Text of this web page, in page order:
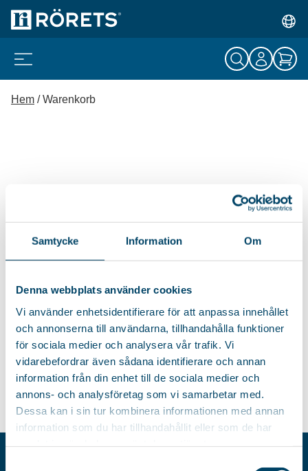
Samtycke Information Om
Denna webbplats använder cookies
Vi använder enhetsidentifierare för att anpassa innehållet
och annonserna till användarna, tillhandahålla funktioner
för sociala medier och analysera vår trafik. Vi
vidarebefordrar även sådana identifierare och annan
information från din enhet till de sociala medier och
annons- och analysföretag som vi samarbetar med.
Dessa kan i sin tur kombinera informationen med annan
information som du har tillhandahållit eller som de har
Hem /Warenkorb